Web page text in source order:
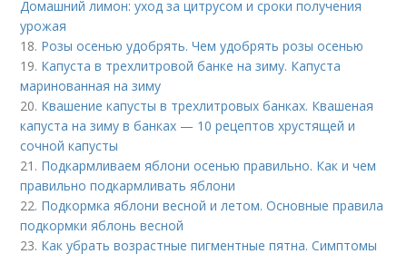
Домашний лимон: уход за цитрусом и сроки получения
урожая
18. Розы осенью удобрять. Чем удобрять розы осенью
19. Капуста в трехлитровой банке на зиму. Капуста
маринованная на зиму
20. Квашение капусты в трехлитровых банках. Квашеная
капуста на зиму в банках — 10 рецептов хрустящей и
сочной капусты
21. Подкармливаем яблони осенью правильно. Как и чем
правильно подкармливать яблони
22. Подкормка яблони весной и летом. Основные правила
подкормки яблонь весной
23. Как убрать возрастные пигментные пятна. Симптомы